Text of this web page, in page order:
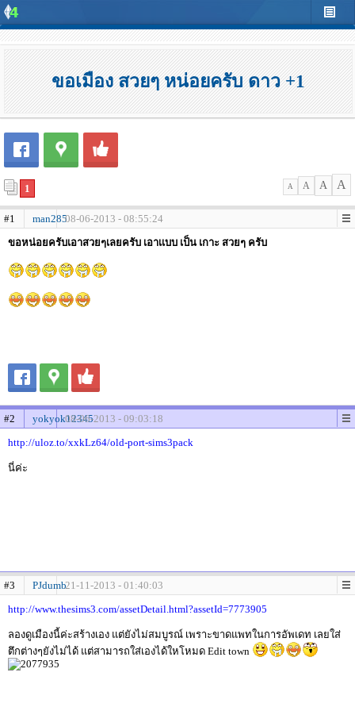
ขอเมือง สวยๆ หน่อยครับ ดาว +1
1 A A A A
#1 man28508-06-2013 - 08:55:24
ขอหน่อยครับเอาสวยๆเลยครับ เอาเเบบ เป็น เกาะ สวยๆ ครับ
#2 yokyok1234508-06-2013 - 09:03:18
http://uloz.to/xxkLz64/old-port-sims3pack
นี่ค่ะ
#3 PJdumb21-11-2013 - 01:40:03
http://www.thesims3.com/assetDetail.html?assetId=7773905
ลองดูเมืองนี้ค่ะสร้างเอง แต่ยังไม่สมบูรณ์ เพราะขาดแพทในการอัพเดท เลยใส่
ตึกต่างๆยังไม่ได้ แต่สามารถใส่เองได้ใหโหมด Edit town